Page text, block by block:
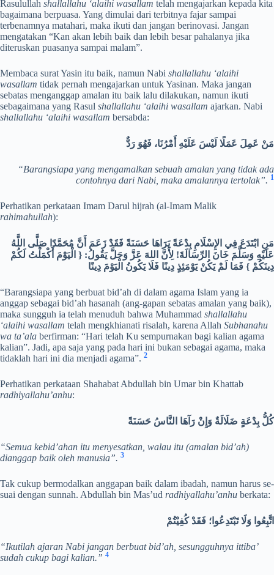
Rasulullah shallallahu ‘alaihi wasallam telah mengajarkan kepada kita
bagaimana berpuasa. Yang dimulai dari terbitnya fajar sampai
terbenamnya matahari, maka ikuti dan jangan berinovasi. Jangan
mengatakan “Kan akan lebih baik dan lebih besar pahalanya jika
diteruskan puasanya sampai malam”.
Membaca surat Yasin itu baik, namun Nabi shallallahu ‘alaihi
wasallam tidak pernah mengajarkan untuk Yasinan. Maka jangan
sebatas menganggap amalan itu baik lalu dilakukan, namun ikuti
sebagaimana yang Rasul shallallahu ‘alaihi wasallam ajarkan. Nabi
shallallahu ‘alaihi wasallam bersabda:
مَنْ عَمِلَ عَمَلًا لَيْسَ عَلَيْهِ أَمْرُنَا، فَهُوَ رَدٌّ
“Barangsiapa yang mengamalkan sebuah amalan yang tidak ada
contohnya dari Nabi, maka amalannya tertolak”. 1
Perhatikan perkataan Imam Darul hijrah (al-Imam Malik
rahimahullah):
مَنِ ابْتَدَعَ فِي الإِسْلَامِ بِدْعَةً يَرَاهَا حَسَنَةً فَقَدْ زَعَمَ أَنَّ مُحَمَّدًا صَلَّى اللَّهُ
عَلَيْهِ وَسَلَّمَ خَانَ الرِّسَالَةَ! لِأَنَّ اللهَ عَزَّ وَجَلَّ يَقُولُ: { الْيَوْمَ أَكْمَلْتُ لَكُمْ
دِينَكُمْ } فَمَا لَمْ يَكُنْ يَوْمَئِذٍ دِينًا فَلَا يَكُونُ الْيَوْمَ دِينًا
“Barangsiapa yang berbuat bid’ah di dalam agama Islam yang ia
anggap sebagai bid’ah hasanah (ang-gapan sebatas amalan yang baik),
maka sungguh ia telah menuduh bahwa Muhammad shallallahu
‘alaihi wasallam telah mengkhianati risalah, karena Allah Subhanahu
wa ta’ala berfirman: “Hari telah Ku sempurnakan bagi kalian agama
kalian”. Jadi, apa saja yang pada hari ini bukan sebagai agama, maka
tidaklah hari ini dia menjadi agama”. 2
Perhatikan perkataan Shahabat Abdullah bin Umar bin Khattab
radhiyallahu’anhu:
كُلُّ بِدْعَةٍ ضَلَالَةٌ وَإِنْ رَآهَا النَّاسُ حَسَنَةً
“Semua kebid’ahan itu menyesatkan, walau itu (amalan bid’ah)
dianggap baik oleh manusia”. 3
Tak cukup bermodalkan anggapan baik dalam ibadah, namun harus se-
suai dengan sunnah. Abdullah bin Mas’ud radhiyallahu’anhu berkata:
اتَّبِعُوا وَلَا تَبْتَدِعُوا؛ فَقَدْ كُفِيْتُمْ
“Ikutilah ajaran Nabi jangan berbuat bid’ah, sesungguhnya ittiba’
sudah cukup bagi kalian.” 4